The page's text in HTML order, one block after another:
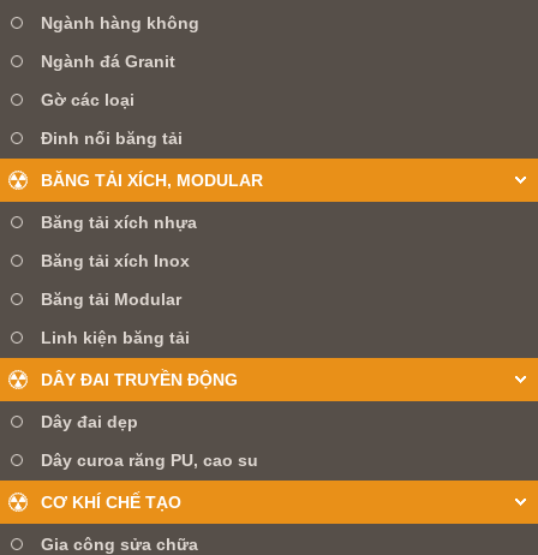
LIÊN HỆ
Ngành hàng không
Ngành đá Granit
Gờ các loại
Đinh nối băng tải
BĂNG TẢI XÍCH, MODULAR
Băng tải xích nhựa
Băng tải xích Inox
Băng tải Modular
Linh kiện băng tải
DÂY ĐAI TRUYỀN ĐỘNG
Dây đai dẹp
Dây curoa răng PU, cao su
CƠ KHÍ CHẾ TẠO
Gia công sửa chữa